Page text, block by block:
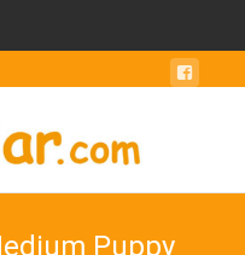
Puppy